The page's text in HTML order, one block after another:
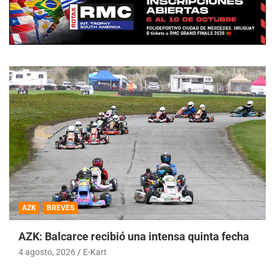
AZK BREVES
AZK: Balcarce recibió una intensa quinta fecha
4 agosto, 2026 E-Kart